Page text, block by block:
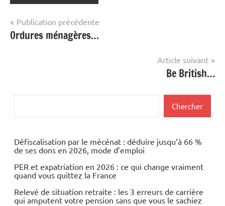
Navigation
de
Publication précédente
Ordures ménagères…
Article suivant
Be British…
Chercher
Défiscalisation par le mécénat : déduire jusqu’à 66 %
de ses dons en 2026, mode d’emploi
PER et expatriation en 2026 : ce qui change vraiment
quand vous quittez la France
Relevé de situation retraite : les 3 erreurs de carrière
qui amputent votre pension sans que vous le sachiez